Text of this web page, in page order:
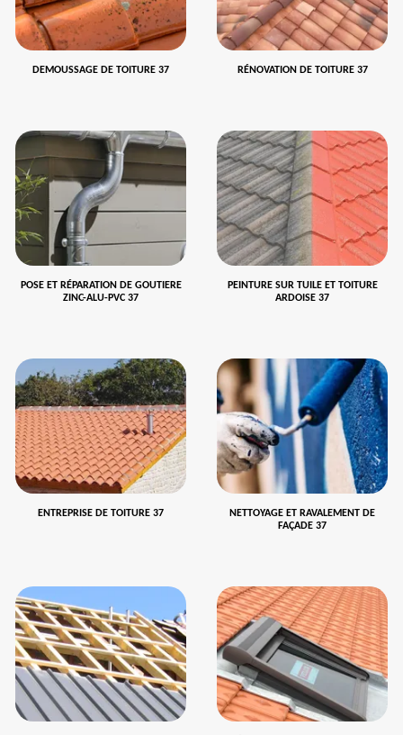
DEMOUSSAGE DE TOITURE 37 RÉNOVATION DE TOITURE 37
POSE ET RÉPARATION DE GOUTIERE
ZINC-ALU-PVC 37
PEINTURE SUR TUILE ET TOITURE
ARDOISE 37
ENTREPRISE DE TOITURE 37
NETTOYAGE ET RAVALEMENT DE
FAÇADE 37